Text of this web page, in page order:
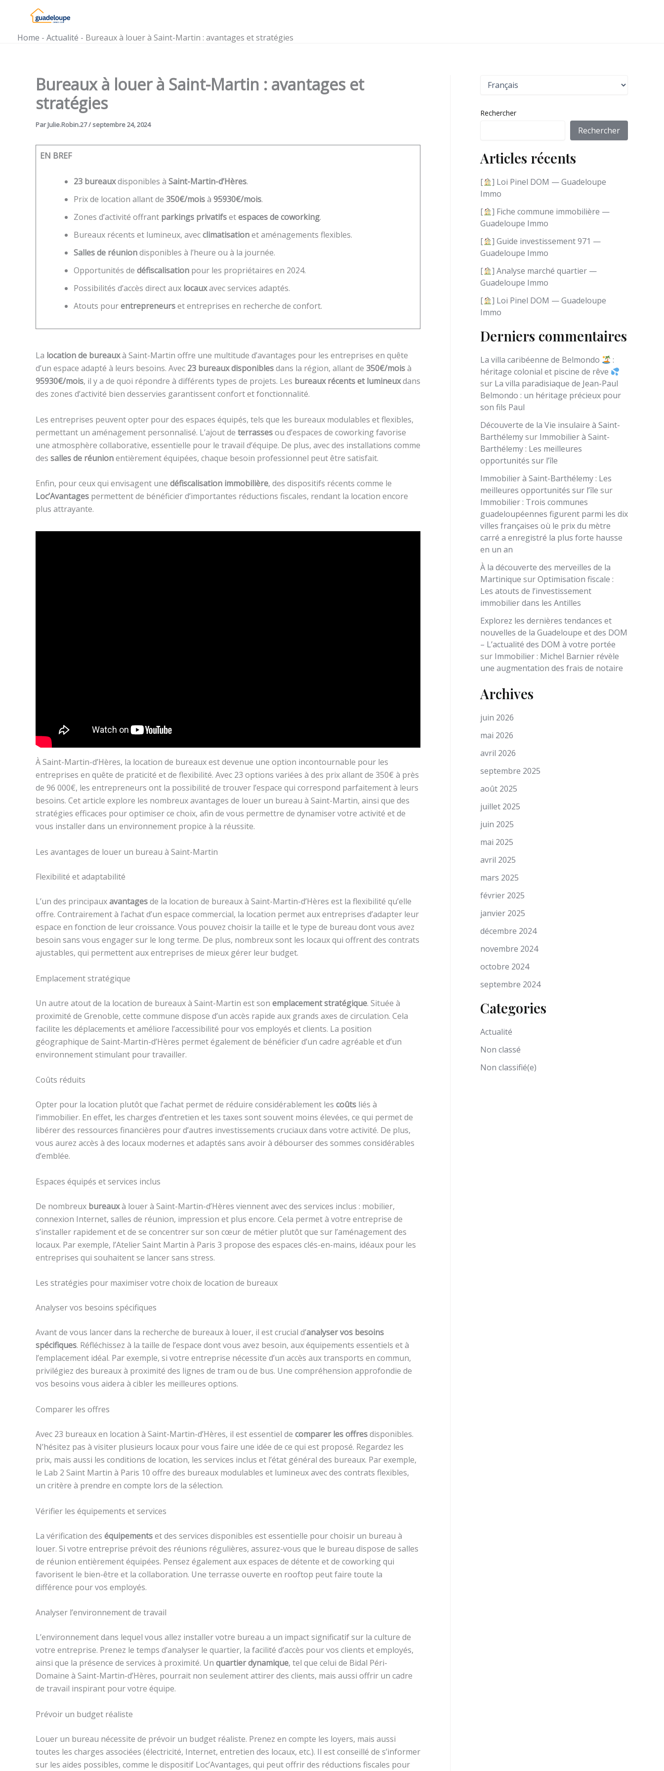
Home - Actualité - Bureaux à louer à Saint-Martin : avantages et stratégies
Bureaux à louer à Saint-Martin : avantages et
stratégies
ParJulie.Robin.27/ septembre 24, 2024
EN BREF
23 bureauxdisponibles à Saint-Martin-d’Hères.
Prix de location allant de 350€/moisà 95930€/mois.
Zones d’activité offrant parkings privatifsetespaces de coworking.
Bureaux récents et lumineux, avecclimatisationet aménagements flexibles.
Salles de réuniondisponibles à l’heure ou à la journée.
Opportunités de défiscalisation pour les propriétaires en 2024.
Possibilités d’accès direct aux locauxavec services adaptés.
Atouts pourentrepreneurset entreprises en recherche de confort.
La location de bureauxà Saint-Martin offre une multitude d’avantages pour les entreprises en quête
d’un espace adapté à leurs besoins. Avec 23 bureaux disponiblesdans la région, allant de 350€/moisà
95930€/mois, il y a de quoi répondre à différents types de projets. Les bureaux récents et lumineuxdans
des zones d’activité bien desservies garantissent confort et fonctionnalité.
Les entreprises peuvent opter pour des espaces équipés, tels que les bureaux modulables et flexibles,
permettant un aménagement personnalisé. L’ajout de terrassesou d’espaces de coworking favorise
une atmosphère collaborative, essentielle pour le travail d’équipe. De plus, avec des installations comme
des salles de réunionentièrement équipées, chaque besoin professionnel peut être satisfait.
Enfin, pour ceux qui envisagent une défiscalisation immobilière, des dispositifs récents comme le
Loc’Avantages permettent de bénéficier d’importantes réductions fiscales, rendant la location encore
plus attrayante.
À Saint-Martin-d’Hères, la location de bureaux est devenue une option incontournable pour les
entreprises en quête de praticité et de flexibilité. Avec 23 options variées à des prix allant de 350€ à près
de 96 000€, les entrepreneurs ont la possibilité de trouver l’espace qui correspond parfaitement à leurs
besoins. Cet article explore les nombreux avantages de louer un bureau à Saint-Martin, ainsi que des
stratégies efficaces pour optimiser ce choix, afin de vous permettre de dynamiser votre activité et de
vous installer dans un environnement propice à la réussite.
Les avantages de louer un bureau à Saint-Martin
Flexibilité et adaptabilité
L’un des principauxavantagesde la location de bureaux à Saint-Martin-d’Hères est la flexibilité qu’elle
offre. Contrairement à l’achat d’un espace commercial, la location permet aux entreprises d’adapter leur
espace en fonction de leur croissance. Vous pouvez choisir la taille et le type de bureau dont vous avez
besoin sans vous engager sur le long terme. De plus, nombreux sont les locaux qui offrent des contrats
ajustables, qui permettent aux entreprises de mieux gérer leur budget.
Emplacement stratégique
Un autre atout de la location de bureaux à Saint-Martin est son emplacement stratégique. Située à
proximité de Grenoble, cette commune dispose d’un accès rapide aux grands axes de circulation. Cela
facilite les déplacements et améliore l’accessibilité pour vos employés et clients. La position
géographique de Saint-Martin-d’Hères permet également de bénéficier d’un cadre agréable et d’un
environnement stimulant pour travailler.
Coûts réduits
Opter pour la location plutôt que l’achat permet de réduire considérablement les coûts liés à
l’immobilier. En effet, les charges d’entretien et les taxes sont souvent moins élevées, ce qui permet de
libérer des ressources financières pour d’autres investissements cruciaux dans votre activité. De plus,
vous aurez accès à des locaux modernes et adaptés sans avoir à débourser des sommes considérables
d’emblée.
Espaces équipés et services inclus
De nombreux bureauxà louer à Saint-Martin-d’Hères viennent avec des services inclus : mobilier,
connexion Internet, salles de réunion, impression et plus encore. Cela permet à votre entreprise de
s’installer rapidement et de se concentrer sur son cœur de métier plutôt que sur l’aménagement des
locaux. Par exemple, l’Atelier Saint Martin à Paris 3 propose des espaces clés-en-mains, idéaux pour les
entreprises qui souhaitent se lancer sans stress.
Les stratégies pour maximiser votre choix de location de bureaux
Analyser vos besoins spécifiques
Avant de vous lancer dans la recherche de bureaux à louer, il est crucial d’analyser vos besoins
spécifiques. Réfléchissez à la taille de l’espace dont vous avez besoin, aux équipements essentiels et à
l’emplacement idéal. Par exemple, si votre entreprise nécessite d’un accès aux transports en commun,
privilégiez des bureaux à proximité des lignes de tram ou de bus. Une compréhension approfondie de
vos besoins vous aidera à cibler les meilleures options.
Comparer les offres
Avec 23 bureaux en location à Saint-Martin-d’Hères, il est essentiel de comparer les offresdisponibles.
N’hésitez pas à visiter plusieurs locaux pour vous faire une idée de ce qui est proposé. Regardez les
prix, mais aussi les conditions de location, les services inclus et l’état général des bureaux. Par exemple,
le Lab 2 Saint Martin à Paris 10 offre des bureaux modulables et lumineux avec des contrats flexibles,
un critère à prendre en compte lors de la sélection.
Vérifier les équipements et services
La vérification des équipementset des services disponibles est essentielle pour choisir un bureau à
louer. Si votre entreprise prévoit des réunions régulières, assurez-vous que le bureau dispose de salles
de réunion entièrement équipées. Pensez également aux espaces de détente et de coworking qui
favorisent le bien-être et la collaboration. Une terrasse ouverte en rooftop peut faire toute la
différence pour vos employés.
Analyser l’environnement de travail
L’environnement dans lequel vous allez installer votre bureau a un impact significatif sur la culture de
votre entreprise. Prenez le temps d’analyser le quartier, la facilité d’accès pour vos clients et employés,
ainsi que la présence de services à proximité. Un quartier dynamique, tel que celui de Bidal Péri-
Domaine à Saint-Martin-d’Hères, pourrait non seulement attirer des clients, mais aussi offrir un cadre
de travail inspirant pour votre équipe.
Prévoir un budget réaliste
Louer un bureau nécessite de prévoir un budget réaliste. Prenez en compte les loyers, mais aussi
toutes les charges associées (électricité, Internet, entretien des locaux, etc.). Il est conseillé de s’informer
sur les aides possibles, comme le dispositif Loc’Avantages, qui peut offrir des réductions fiscales pour
i
s
n
l
a
n
g
u
e
Rechercher
Rechercher
Articles récents
[
] Loi Pinel DOM — Guadeloupe
Immo
[
] Fiche commune immobilière —
Guadeloupe Immo
[
] Guide investissement 971 —
Guadeloupe Immo
[
] Analyse marché quartier —
Guadeloupe Immo
[
] Loi Pinel DOM — Guadeloupe
Immo
Derniers commentaires
La villa caribéenne de Belmondo
:
héritage colonial et piscine de rêve
sur La villa paradisiaque de Jean-Paul
Belmondo : un héritage précieux pour
son fils Paul
Découverte de la Vie insulaire à Saint-
Barthélemysur Immobilier à Saint-
Barthélemy : Les meilleures
opportunités sur l’île
Immobilier à Saint-Barthélemy : Les
meilleures opportunités sur l’île sur
Immobilier : Trois communes
guadeloupéennes figurent parmi les dix
villes françaises où le prix du mètre
carré a enregistré la plus forte hausse
en un an
À la découverte des merveilles de la
Martinique surOptimisation fiscale :
Les atouts de l’investissement
immobilier dans les Antilles
Explorez les dernières tendances et
nouvelles de la Guadeloupe et des DOM
– L’actualité des DOM à votre portée
sur Immobilier : Michel Barnier révèle
une augmentation des frais de notaire
Archives
juin 2026
mai 2026
avril 2026
septembre 2025
août 2025
juillet 2025
juin 2025
mai 2025
avril 2025
mars 2025
février 2025
janvier 2025
décembre 2024
novembre 2024
octobre 2024
septembre 2024
Categories
Actualité
Non classé
Non classifié(e)